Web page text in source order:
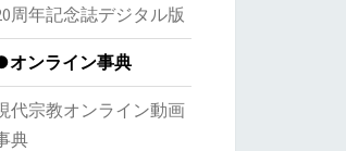
周年記念誌デジタル版
オンライン事典
代宗教オンライン動画
典